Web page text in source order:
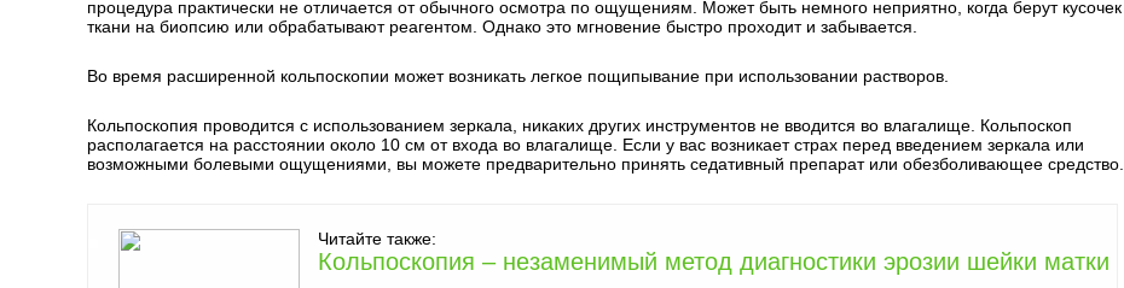
процедура практически не отличается от обычного осмотра по ощущениям. Может быть немного неприятно, когда берут кусочек
ткани на биопсию или обрабатывают реагентом. Однако это мгновение быстро проходит и забывается.
Во время расширенной кольпоскопии может возникать легкое пощипывание при использовании растворов.
Кольпоскопия проводится с использованием зеркала, никаких других инструментов не вводится во влагалище. Кольпоскоп
располагается на расстоянии около 10 см от входа во влагалище. Если у вас возникает страх перед введением зеркала или
возможными болевыми ощущениями, вы можете предварительно принять седативный препарат или обезболивающее средство.
Читайте также:
Кольпоскопия – незаменимый метод диагностики эрозии шейки матки